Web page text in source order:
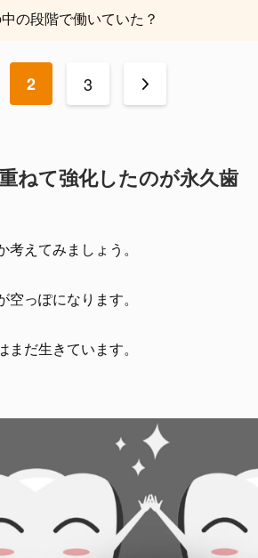
の段階で働いていた？
2 3 >
ねて強化したのが永久歯
えてみましょう。
っぽになります。
だ生きています。